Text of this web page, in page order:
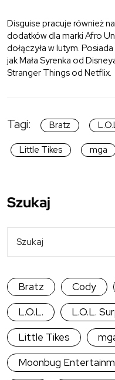
Disguise pracuje również
dodatków dla marki Afro
dołączyła w lutym.
jak Mała Syrenka od
Stranger Things od Netflix.
Tagi: Bratz
Little Tikes mga
Szukaj
Bratz Cody
L.O.L.
L.O.L.
Little Tikes
Moonbug